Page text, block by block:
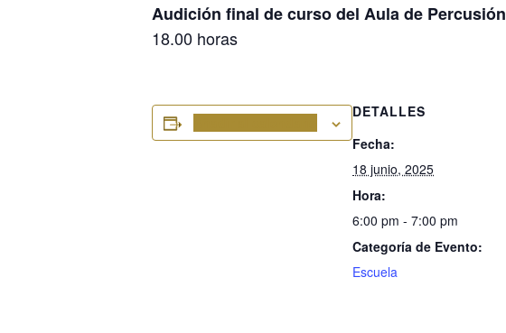
Audición final de curso del Aula de Percusión
18.00 horas
DETALLES
Fecha:
18 junio, 2025
Hora:
6:00 pm - 7:00 pm
Categoría de Evento:
Escuela